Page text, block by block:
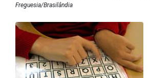
Freguesia/Brasilândia